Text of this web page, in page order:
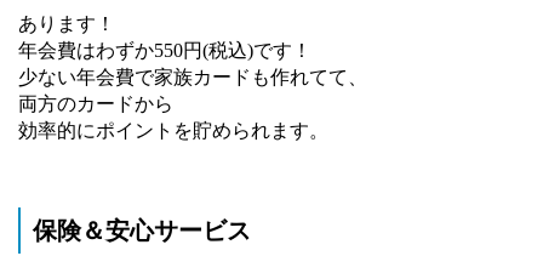
あります！
年会費はわずか550円(税込)です！
少ない年会費で家族カードも作れてて、
両方のカードから
効率的にポイントを貯められます。
保険＆安心サービス